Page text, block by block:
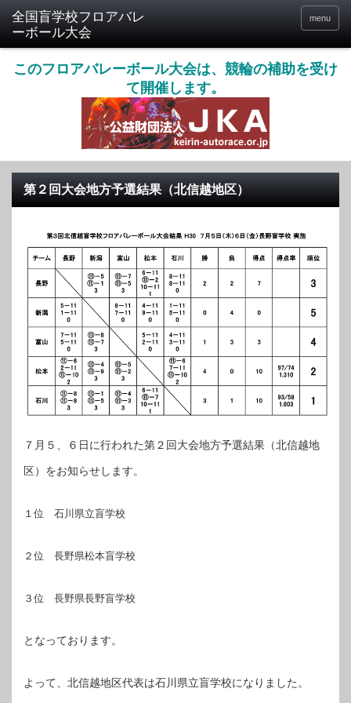
menu
このフロアバレーボール大会は、競輪の補助を受け
て開催します。
第２回大会地方予選結果（北信越地区）
７月５、６日に行われた第２回大会地方予選結果（北信越地
区）をお知らせします。
１位 石川県立盲学校
２位 長野県松本盲学校
３位 長野県長野盲学校
となっております。
よって、北信越地区代表は石川県立盲学校になりました。